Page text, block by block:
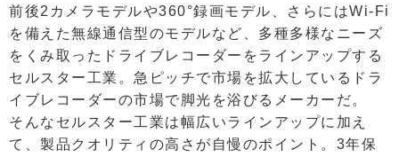
前後2カメラモデルや360°録画モデル、さらにはWi-Fi
を備えた無線通信型のモデルなど、多種多様なニーズ
をくみ取ったドライブレコーダーをラインアップする
セルスター工業。急ピッチで市場を拡大しているドラ
イブレコーダーの市場で脚光を浴びるメーカーだ。
そんなセルスター工業は幅広いラインアップに加え
て、製品クオリティの高さが自慢のポイント。3年保